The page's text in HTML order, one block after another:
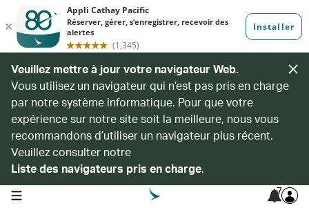
Veuillez mettre à jour votre navigateur Web.
Vous utilisez un navigateur qui n’est pas pris en charge
par notre système informatique. Pour que votre
expérience sur notre site soit la meilleure, nous vous
recommandons d’utiliser un navigateur plus récent.
Veuillez consulter notre
Liste des navigateurs pris en charge.
open navigation menu 7